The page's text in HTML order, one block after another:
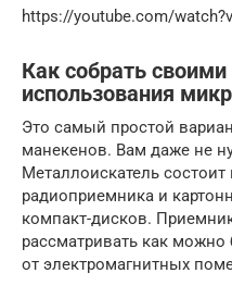
https://youtube.com/
Как собрать
использования
Это самый простой
манекенов. Вам даже не
Металлоискатель состоит
радиоприемника и
компакт-дисков.
рассматривать как
от электромагнитных